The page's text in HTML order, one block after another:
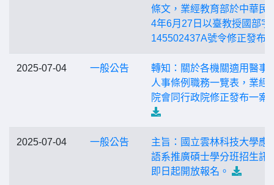
條文，業經教育部於中華民
4年6月27日以臺教授國部字
145502437A號令修正發布
2025-07-04 一般公告
轉知：關於各機關適用醫事
人事條例職務一覽表，業經
院會同行政院修正發布一案
2025-07-04 一般公告
主旨：國立雲林科技大學應
語系推廣碩士學分班招生訊
即日起開放報名。